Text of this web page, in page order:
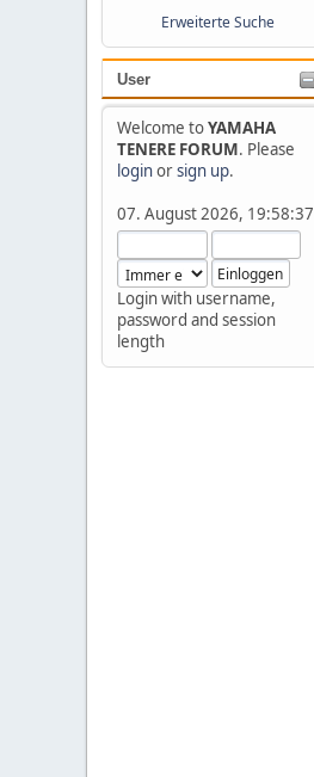
Erweiterte Suche
User
Welcome toYAMAHA
TENERE FORUM. Please
loginorsign up.
07. August 2026, 19:58:37
Login with username,
password and session
length